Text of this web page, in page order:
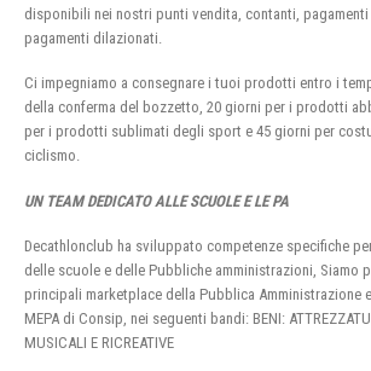
disponibili nei nostri punti vendita, contanti,
pagamenti dilazionati.
Ci impegniamo a consegnare i tuoi prodotti entro i
della conferma del bozzetto, 20 giorni per i prodotti
per i prodotti sublimati degli sport e 45 giorni per
ciclismo.
UN TEAM DEDICATO ALLE SCUOLE E LE PA
Decathlonclub ha sviluppato competenze specifiche
delle scuole e delle Pubbliche amministrazioni, Siamo
principali marketplace della Pubblica Amministrazione
MEPA di Consip, nei seguenti bandi: BENI:
MUSICALI E RICREATIVE